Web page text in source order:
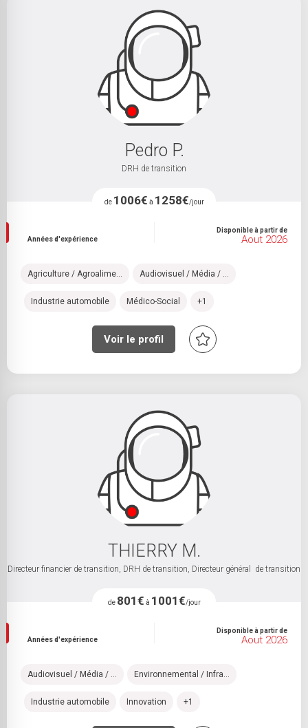
Pedro P.
DRH de transition
de 1006€ à 1258€/jour
Années d'expérience
Disponible à partir de
Aout 2026
Agriculture / Agroalime... Audiovisuel / Média / ...
Industrie automobile Médico-Social +1
Voir le profil
THIERRY M.
Directeur financier de transition, DRH de transition, Directeur général de transition
de 801€ à 1001€/jour
Années d'expérience
Disponible à partir de
Aout 2026
Audiovisuel / Média / ... Environnemental / Infra...
Industrie automobile Innovation +1